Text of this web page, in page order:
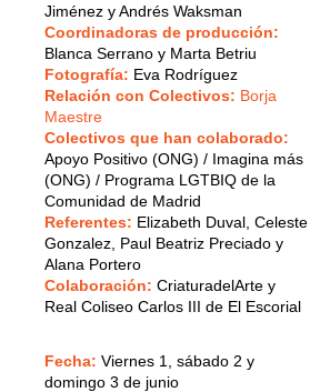
Jiménez y Andrés Waksman
Coordinadoras de producción:
Blanca Serrano y Marta Betriu
Fotografía: Eva Rodríguez
Relación con Colectivos: Borja
Maestre
Colectivos que han colaborado:
Apoyo Positivo (ONG) / Imagina más
(ONG) / Programa LGTBIQ de la
Comunidad de Madrid
Referentes: Elizabeth Duval, Celeste
Gonzalez, Paul Beatriz Preciado y
Alana Portero
Colaboración: CriaturadelArte y
Real Coliseo Carlos III de El Escorial
Fecha: Viernes 1, sábado 2 y
domingo 3 de junio